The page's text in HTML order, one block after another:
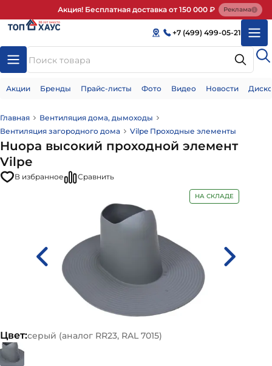
Акция! Бесплатная доставка от 150 000 ₽ Реклама
+7 (499) 499-05-21
Акции Бренды Прайс-листы Фото Видео Новости
Главная
Вентиляция дома, дымоходы
Вентиляция загородного дома
Vilpe Проходные элементы
Huopa высокий проходной элемент
Vilpe
В избранное Сравнить
НА СКЛАДЕ
Цвет:серый (аналог RR23, RAL 7015)